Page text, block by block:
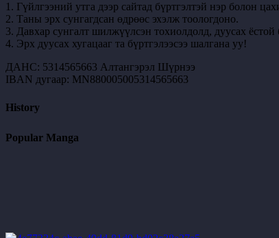
1. Гүйлгээний утга дээр сайтад бүртгэлтэй нэр болон
2. Таны эрх сунгагдсан өдрөөс эхэлж тоологдоно.
3. Давхар сунгалт шилжүүлсэн тохиолдолд, дуусах
4. Эрх дуусах хугацааг та бүртгэлээсээ шалгана уу!
ДАНС: 5314565663 Алтангэрэл Шүрнээ
IBAN дугаар: MN880005005314565663
History
Popular Manga